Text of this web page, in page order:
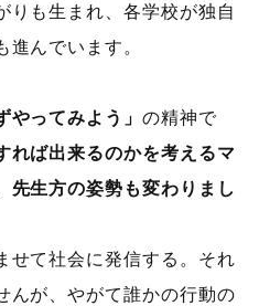
りも生まれ、各学校が独自
んでいます。
やってみよう」の精神で
れば出来るのかを考えるマ
先生方の姿勢も変わりまし
せて社会に発信する。それ
んが、やがて誰かの行動の